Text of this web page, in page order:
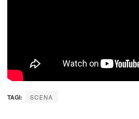
TAGI: SCENA